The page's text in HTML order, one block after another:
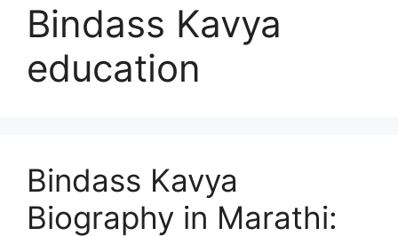
Bindass Kavya
education
Bindass Kavya
Biography in Marathi: